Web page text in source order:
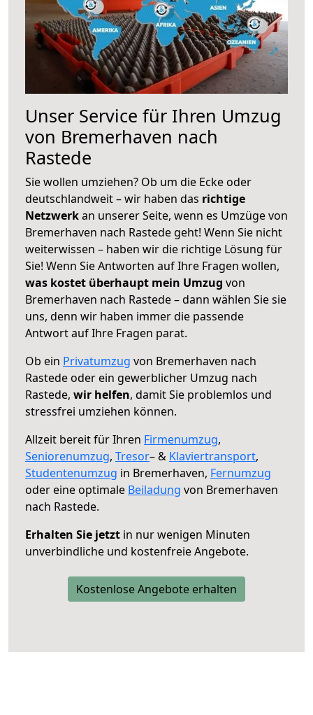
Unser Service für Ihren Umzug
von Bremerhaven nach
Rastede
Sie wollen umziehen? Ob um die Ecke oder
deutschlandweit – wir haben das richtige
Netzwerkan unserer Seite, wenn es Umzüge von
Bremerhaven nach Rastede geht! Wenn Sie nicht
weiterwissen – haben wir die richtige Lösung für
Sie! Wenn Sie Antworten auf Ihre Fragen wollen,
was kostet überhaupt mein Umzug von
Bremerhaven nach Rastede – dann wählen Sie sie
uns, denn wir haben immer die passende
Antwort auf Ihre Fragen parat.
Ob ein Privatumzug von Bremerhaven nach
Rastede oder ein gewerblicher Umzug nach
Rastede, wir helfen, damit Sie problemlos und
stressfrei umziehen können.
Allzeit bereit für Ihren Firmenumzug,
Seniorenumzug, Tresor– & Klaviertransport,
Studentenumzug in Bremerhaven, Fernumzug
oder eine optimale Beiladung von Bremerhaven
nach Rastede.
Erhalten Sie jetzt in nur wenigen Minuten
unverbindliche und kostenfreie Angebote.
Kostenlose Angebote erhalten